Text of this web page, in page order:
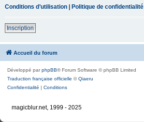
Conditions d’utilisation | Politique de confidentialité
Inscription
Accueil du forum
Développé parphpBB® Forum Software © phpBB Limited
Traduction française officielle ©Qiaeru
Confidentialité | Conditions
magicblur.net, 1999 - 2025